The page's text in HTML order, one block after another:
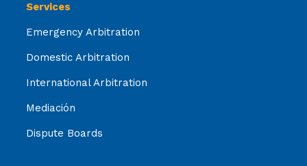
Services
Emergency Arbitration
Domestic Arbitration
International Arbitration
Mediación
Dispute Boards